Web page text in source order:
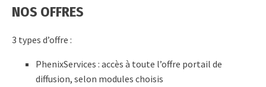
NOS OFFRES
3 types d’offre :
PhenixServices : accès à toute l’offre portail de
diffusion, selon modules choisis